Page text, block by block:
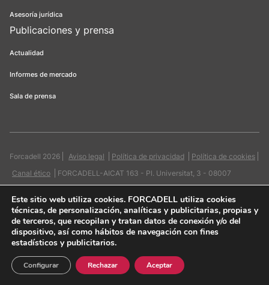
Asesoría jurídica
Publicaciones y prensa
Actualidad
Informes de mercado
Sala de prensa
Forcadell 2026 Aviso legal Política de privacidad
Política de cookies
Canal ético
FORCADELL-AICAT 163 - Pl. Universitat, 3 - 08007
Quiero contactar
Este sitio web utiliza cookies. FORCADELL utiliza cookies
técnicas, de personalización, analíticas y publicitarias, propias y
de terceros, que recopilan y tratan datos de conexión y/o del
dispositivo, así como hábitos de navegación con fines
estadísticos y publicitarios.
Aceptar
Rechazar
Configurar